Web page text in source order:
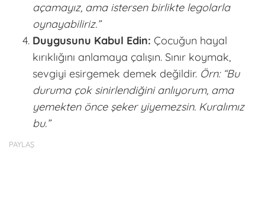
açamayız, ama istersen birlikte legolarla
oynayabiliriz.”
Duygusunu Kabul Edin: Çocuğun hayal
kırıklığını anlamaya çalışın. Sınır koymak,
sevgiyi esirgemek demek değildir. Örn: “Bu
duruma çok sinirlendiğini anlıyorum, ama
yemekten önce şeker yiyemezsin. Kuralımız
bu.”
PAYLAŞ